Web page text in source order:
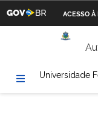
ACESSO À
Ministério da Defesa
Universidade